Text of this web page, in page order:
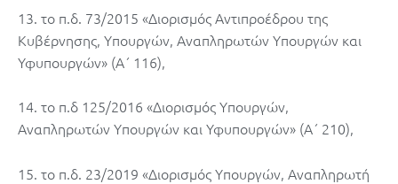
13. το π.δ. 73/2015 «Διορισμός Αντιπροέδρου της
Κυβέρνησης, Υπουργών, Αναπληρωτών Υπουργών και
Υφυπουργών» (Α΄ 116),
14. το π.δ 125/2016 «Διορισμός Υπουργών,
Αναπληρωτών Υπουργών και Υφυπουργών» (Α΄ 210),
15. το π.δ. 23/2019 «Διορισμός Υπουργών, Αναπληρωτή